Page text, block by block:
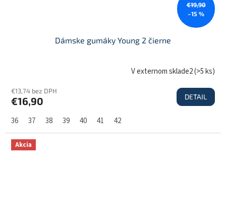
€19,90
–15 %
Dámske gumáky Young 2 čierne
V externom sklade2(>5 ks)
€13,74 bez DPH
€16,90 DETAIL
36 37 38 39 40 41 42
Akcia